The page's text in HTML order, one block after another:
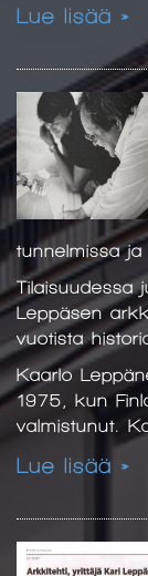
Lue lisää »
tunnelmissa
Tilaisuudessa
Leppäsen
vuotista
Kaarlo
1975, kun
valmistunut.
Lue lisää »